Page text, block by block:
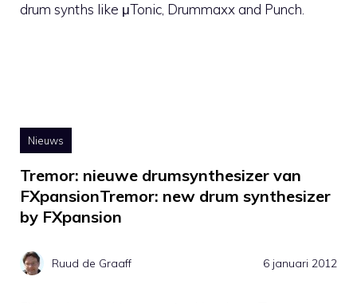
drum synths like μTonic, Drummaxx and Punch.
Nieuws
Tremor: nieuwe drumsynthesizer van
FXpansionTremor: new drum synthesizer
by FXpansion
Ruud de Graaff 6 januari 2012